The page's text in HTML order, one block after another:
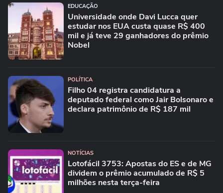
EDUCAÇÃO
Universidade onde Davi Lucca quer
estudar nos EUA custa quase R$ 400
mil e já teve 29 ganhadores do prêmio
Nobel
POLÍTICA
Filho 04 registra candidatura a
deputado federal como Jair Bolsonaro e
declara patrimônio de R$ 187 mil
NOTÍCIAS
Lotofácil 3753: Apostas do ES e de MG
dividem o prêmio acumulado de R$ 5
milhões nesta terça-feira